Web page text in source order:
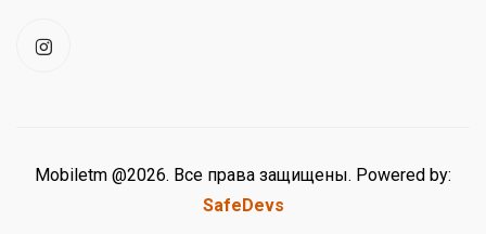
Mobiletm @2026. Все права защищены. Powered by:
SafeDevs